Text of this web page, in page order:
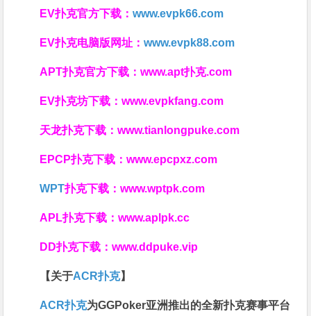
EV扑克官方下载：www.evpk66.com
EV扑克电脑版网址：www.evpk88.com
APT扑克官方下载：www.apt扑克.com
EV扑克坊下载：www.evpkfang.com
天龙扑克下载：www.tianlongpuke.com
EPCP扑克下载：www.epcpxz.com
WPT扑克下载：www.wptpk.com
APL扑克下载：www.aplpk.cc
DD扑克下载：www.ddpuke.vip
【关于ACR扑克】
ACR扑克为GGPoker亚洲推出的全新扑克赛事平台